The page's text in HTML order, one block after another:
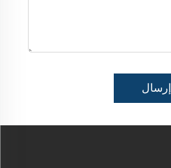
إرسال